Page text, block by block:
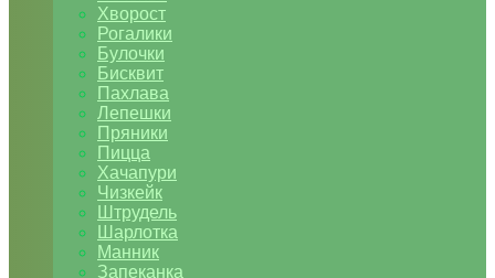
Хворост
Рогалики
Булочки
Бисквит
Пахлава
Лепешки
Пряники
Пицца
Хачапури
Чизкейк
Штрудель
Шарлотка
Манник
Запеканка